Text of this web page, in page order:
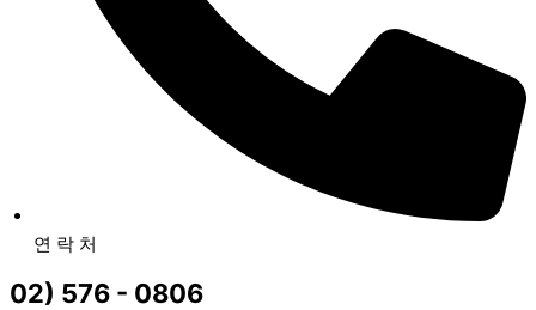
연 락 처
02) 576 - 0806